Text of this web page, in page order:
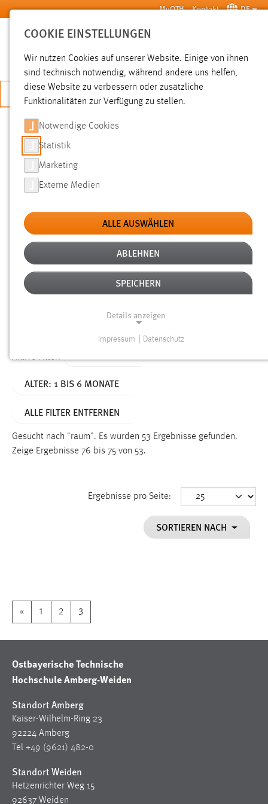
Zum Hauptinhalt springen MyOTH Kontakt DE
SUCHE
JETZT BEWERBEN
SUCHE
FILTER
Typ
Erstellungsdatum
Alter
Aktive Filter:
ALTER: 1 BIS 6 MONATE
ALLE FILTER ENTFERNEN
Gesucht nach "raum". Es wurden 53 Ergebnisse gefunden.
Zeige Ergebnisse 76 bis 75 von 53.
Ergebnisse pro Seite:
SORTIEREN NACH
« 1 2 3
Ostbayerische Technische
Hochschule Amberg-Weiden
Standort Amberg
Kaiser-Wilhelm-Ring 23
92224 Amberg
Tel +49 (9621) 482-0
Standort Weiden
Hetzenrichter Weg 15
92637 Weiden
COOKIE EINSTELLUNGEN
Wir nutzen Cookies auf unserer Website. Einige von ihnen
sind technisch notwendig, während andere uns helfen,
diese Website zu verbessern oder zusätzliche
Funktionalitäten zur Verfügung zu stellen.
Notwendige Cookies
Statistik
Marketing
Externe Medien
ALLE AUSWÄHLEN
ABLEHNEN
SPEICHERN
Details anzeigen
Funktionen und sind für die einwandfreie Funktion der
Name:
Dieser Cookie speichert die ausgewählten Einverständnis-
Name:
staticfilecache
Zweck:
gespeichert, ob man eingeloggt ist.
Sprachpräferenz
Name:
site-language-preference
Das Cookie speichert die gewählte Sprache der Website.
Cookie Laufzeit:
Impressum Datenschutz